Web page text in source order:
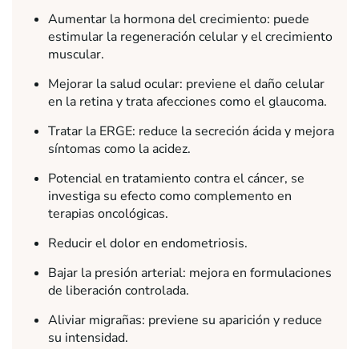
Aumentar la hormona del crecimiento: puede
estimular la regeneración celular y el crecimiento
muscular.
Mejorar la salud ocular: previene el daño celular
en la retina y trata afecciones como el glaucoma.
Tratar la ERGE: reduce la secreción ácida y mejora
síntomas como la acidez.
Potencial en tratamiento contra el cáncer, se
investiga su efecto como complemento en
terapias oncológicas.
Reducir el dolor en endometriosis.
Bajar la presión arterial: mejora en formulaciones
de liberación controlada.
Aliviar migrañas: previene su aparición y reduce
su intensidad.